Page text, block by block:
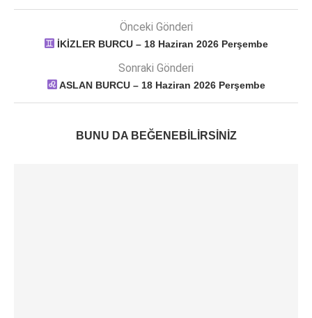
Önceki Gönderi
İKİZLER BURCU – 18 Haziran 2026 Perşembe
Sonraki Gönderi
ASLAN BURCU – 18 Haziran 2026 Perşembe
BUNU DA BEĞENEBILIRSINIZ